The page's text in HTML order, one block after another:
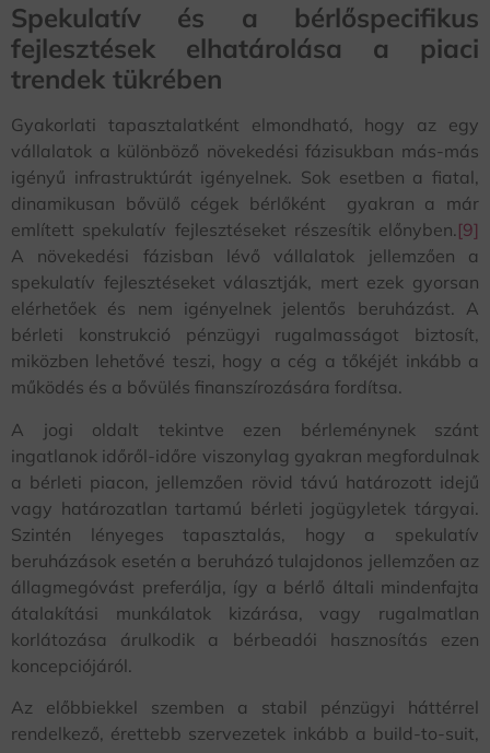
Spekulatív és a bérlőspecifikus
fejlesztések elhatárolása a piaci
trendek tükrében
Gyakorlati tapasztalatként elmondható, hogy az egy
vállalatok a különböző növekedési fázisukban más-más
igényű infrastruktúrát igényelnek. Sok esetben a fiatal,
dinamikusan bővülő cégek bérlőként gyakran a már
említett spekulatív fejlesztéseket részesítik előnyben.[9]
A növekedési fázisban lévő vállalatok jellemzően a
spekulatív fejlesztéseket választják, mert ezek gyorsan
elérhetőek és nem igényelnek jelentős beruházást. A
bérleti konstrukció pénzügyi rugalmasságot biztosít,
miközben lehetővé teszi, hogy a cég a tőkéjét inkább a
működés és a bővülés finanszírozására fordítsa.
A jogi oldalt tekintve ezen bérleménynek szánt
ingatlanok időről-időre viszonylag gyakran megfordulnak
a bérleti piacon, jellemzően rövid távú határozott idejű
vagy határozatlan tartamú bérleti jogügyletek tárgyai.
Szintén lényeges tapasztalás, hogy a spekulatív
beruházások esetén a beruházó tulajdonos jellemzően az
állagmegóvást preferálja, így a bérlő általi mindenfajta
átalakítási munkálatok kizárása, vagy rugalmatlan
korlátozása árulkodik a bérbeadói hasznosítás ezen
koncepciójáról.
Az előbbiekkel szemben a stabil pénzügyi háttérrel
rendelkező, érettebb szervezetek inkább a build-to-suit,